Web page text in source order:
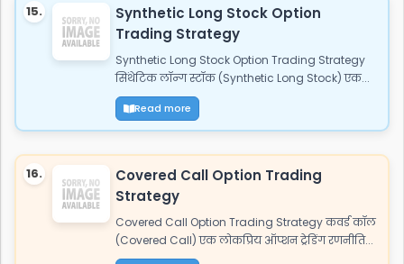
15.
Synthetic Long Stock Option
Trading Strategy
Synthetic Long Stock Option Trading Strategy
सिंथेटिक लॉन्ग स्टॉक (Synthetic Long Stock) एक...
Read more
16.
Covered Call Option Trading
Strategy
Covered Call Option Trading Strategy कवर्ड कॉल
(Covered Call) एक लोकप्रिय ऑप्शन ट्रेडिंग रणनीति...